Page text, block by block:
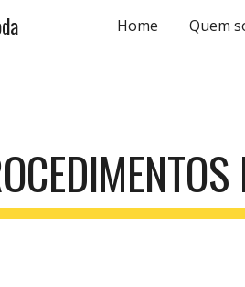
Skip to main contentHome Quem